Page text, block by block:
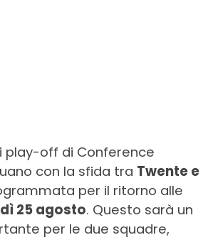
play-off di Conference
con la sfida tra Twente e
per il ritorno alle
25 agosto. Questo sarà un
per le due squadre,